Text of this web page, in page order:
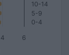
4 6
0-4
5-9
10-14